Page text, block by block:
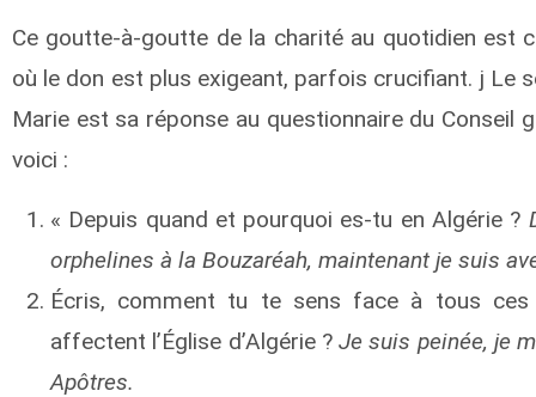
Ce goutte-à-goutte de la charité au quotidien est
où le don est plus exigeant, parfois crucifiant. ϳ Le
Marie est sa réponse au questionnaire du Conseil
voici :
« Depuis quand et pourquoi es-tu en Algérie ?
orphelines à la Bouzaréah, maintenant je suis
Écris, comment tu te sens face à tous ces
affectent l’Église d’Algérie ?Je suis peinée, je
Apôtres.